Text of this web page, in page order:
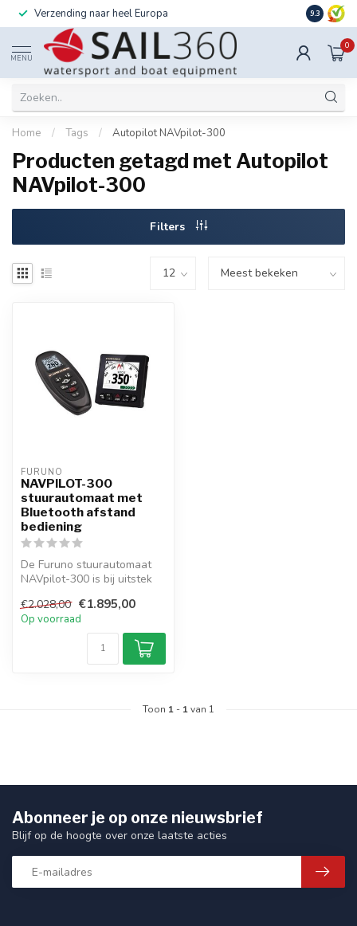
Verzending naar heel Europa Ook
9.3
MENU
0
Home / Tags / Autopilot NAVpilot-300
Producten getagd met Autopilot
NAVpilot-300
Filters
FURUNO
NAVPILOT-300
stuurautomaat met
Bluetooth afstand
bediening
De Furuno stuurautomaat
NAVpilot-300 is bij uitstek
€2.028,00 €1.895,00
Op voorraad
Toon 1 - 1van 1
Abonneer je op onze nieuwsbrief
Blijf op de hoogte over onze laatste acties